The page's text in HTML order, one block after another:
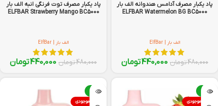
پاد یکبار مصرف آدامس هندوانه الف بار
ELFBAR Watermelon BG BC5000
الف بار | ElfBar
480,000تومان 440,000تومان
پاد یکبار مصرف توت فرنگی انبه الف بار
ELFBAR Strawberry Mango BC5000
الف بار | ElfBar
480,000تومان 440,000تومان
-8%
اتمام موجودی
-8%
اتمام موجودی